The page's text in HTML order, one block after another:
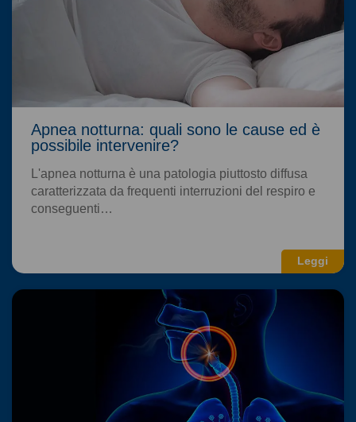
Leggi
Apnea notturna: quali sono le cause ed è
possibile intervenire?
L'apnea notturna è una patologia piuttosto diffusa
caratterizzata da frequenti interruzioni del respiro e
conseguenti…